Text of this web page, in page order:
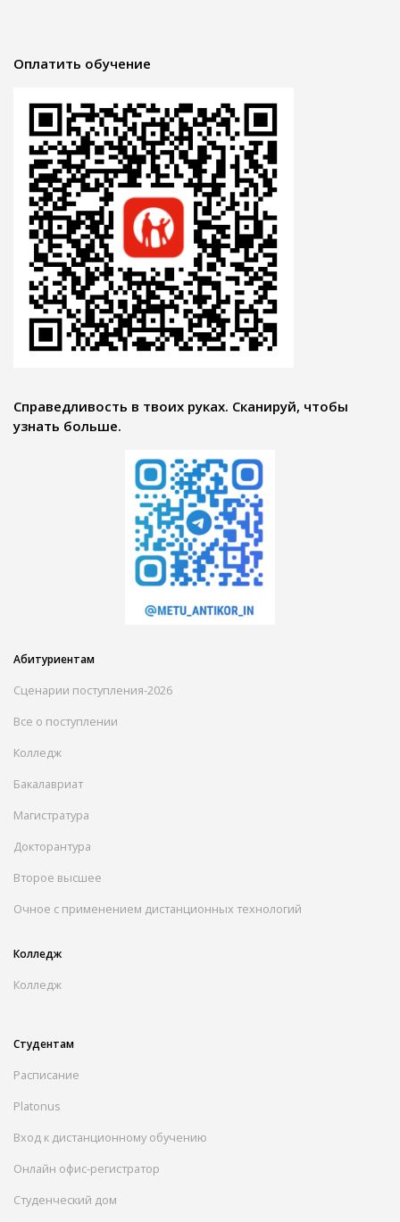
Оплатить обучение
Справедливость в твоих руках. Сканируй, чтобы
узнать больше.
Абитуриентам
Сценарии поступления-2026
Все о поступлении
Колледж
Бакалавриат
Магистратура
Докторантура
Второе высшее
Очное с применением дистанционных технологий
Колледж
Колледж
Студентам
Расписание
Platonus
Вход к дистанционному обучению
Онлайн офис-регистратор
Студенческий дом